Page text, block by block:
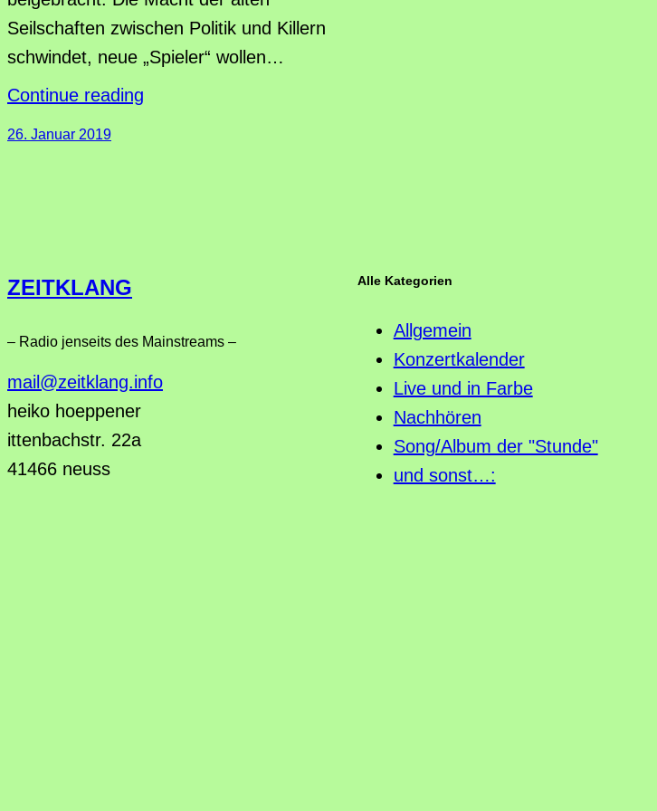
Seilschaften zwischen Politik und Killern
schwindet, neue „Spieler“ wollen…
Continue reading
26. Januar 2019
ZEITKLANG
– Radio jenseits des Mainstreams –
mail@zeitklang.info
heiko hoeppener
ittenbachstr. 22a
41466 neuss
Alle Kategorien
Allgemein
Konzertkalender
Live und in Farbe
Nachhören
Song/Album der "Stunde"
und sonst…: